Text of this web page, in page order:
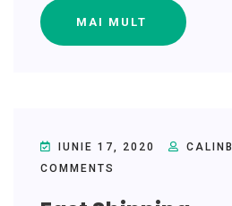
MAI MULT
IUNIE 17, 2020 CALINB
COMMENTS